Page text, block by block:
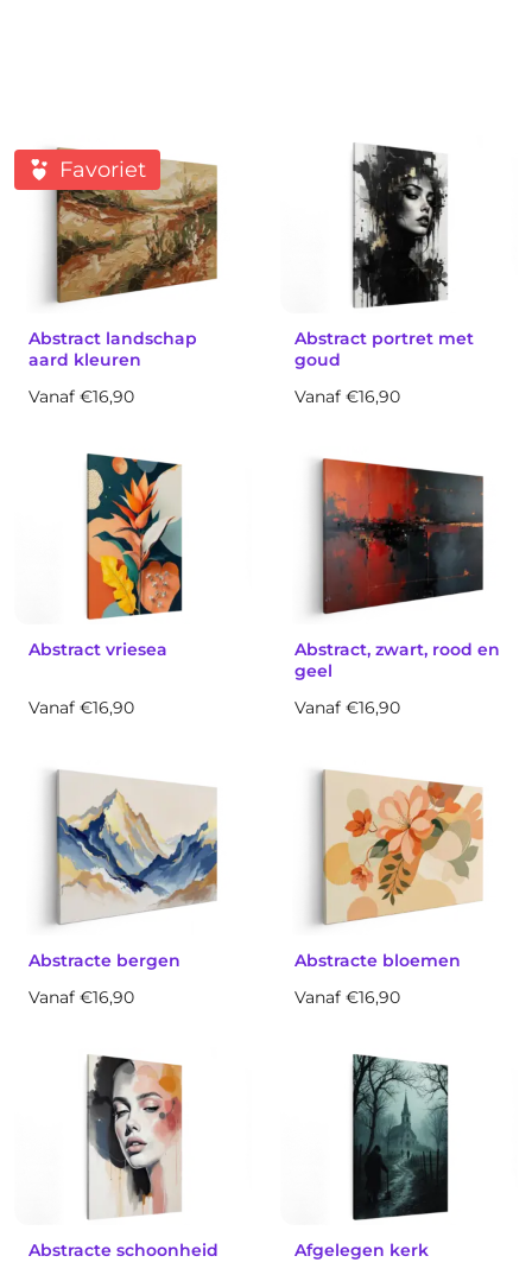
Favoriet
Abstract landschap
aard kleuren
Vanaf €16,90
Abstract portret met
goud
Vanaf €16,90
Abstract vriesea
Vanaf €16,90
Abstract, zwart, rood en
geel
Vanaf €16,90
Abstracte bergen
Vanaf €16,90
Abstracte bloemen
Vanaf €16,90
Abstracte schoonheid
Afgelegen kerk